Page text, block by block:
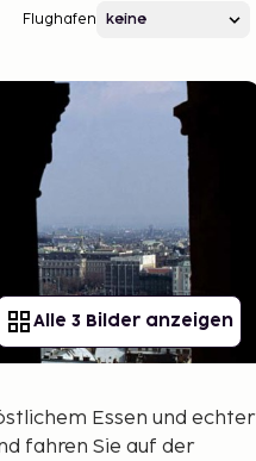
Flughafen
Alle 3 Bilder anzeigen
Essen und echter
fahren Sie auf der